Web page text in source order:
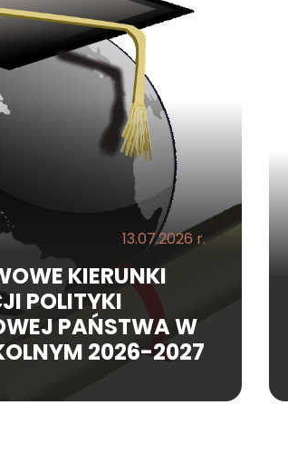
13.07.2026 r.
KIERUNKI
POLITYKI
PAŃSTWA W
2026-2027